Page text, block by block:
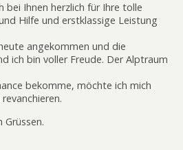
bei Ihnen herzlich für Ihre tolle
Hilfe und erstklassige Leistung
angekommen und die
ich bin voller Freude. Der Alptraum
bekomme, möchte ich mich
Grüssen.